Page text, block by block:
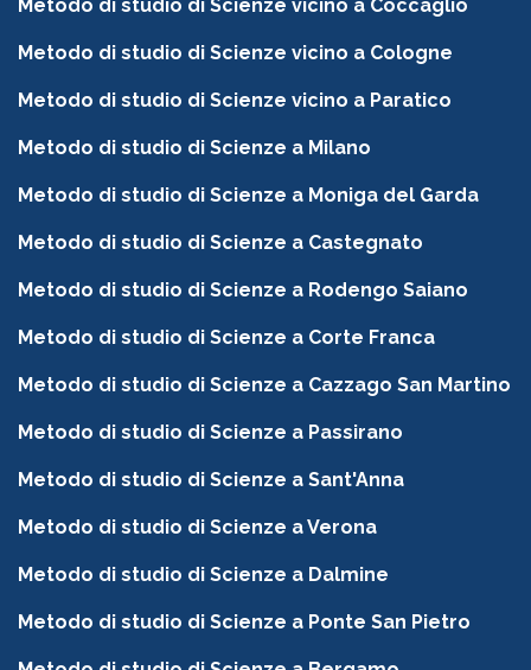
Metodo di studio di Scienze vicino a Coccaglio
Metodo di studio di Scienze vicino a Cologne
Metodo di studio di Scienze vicino a Paratico
Metodo di studio di Scienze a Milano
Metodo di studio di Scienze a Moniga del Garda
Metodo di studio di Scienze a Castegnato
Metodo di studio di Scienze a Rodengo Saiano
Metodo di studio di Scienze a Corte Franca
Metodo di studio di Scienze a Cazzago San Martino
Metodo di studio di Scienze a Passirano
Metodo di studio di Scienze a Sant'Anna
Metodo di studio di Scienze a Verona
Metodo di studio di Scienze a Dalmine
Metodo di studio di Scienze a Ponte San Pietro